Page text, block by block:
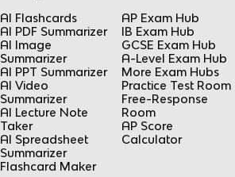
AI Flashcards
AI PDF Summarizer
AI Image
Summarizer
AI PPT Summarizer
AI Video
Summarizer
AI Lecture Note
Taker
AI Spreadsheet
Summarizer
Flashcard Maker
AP Exam Hub
IB Exam Hub
GCSE Exam Hub
A-Level Exam Hub
More Exam Hubs
Practice Test Room
Free-Response
Room
AP Score
Calculator